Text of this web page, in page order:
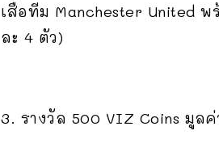
เสื้อทีม Manchester United
ละ 4 ตัว)
3. รางวัล 500 VIZ Coins มูล